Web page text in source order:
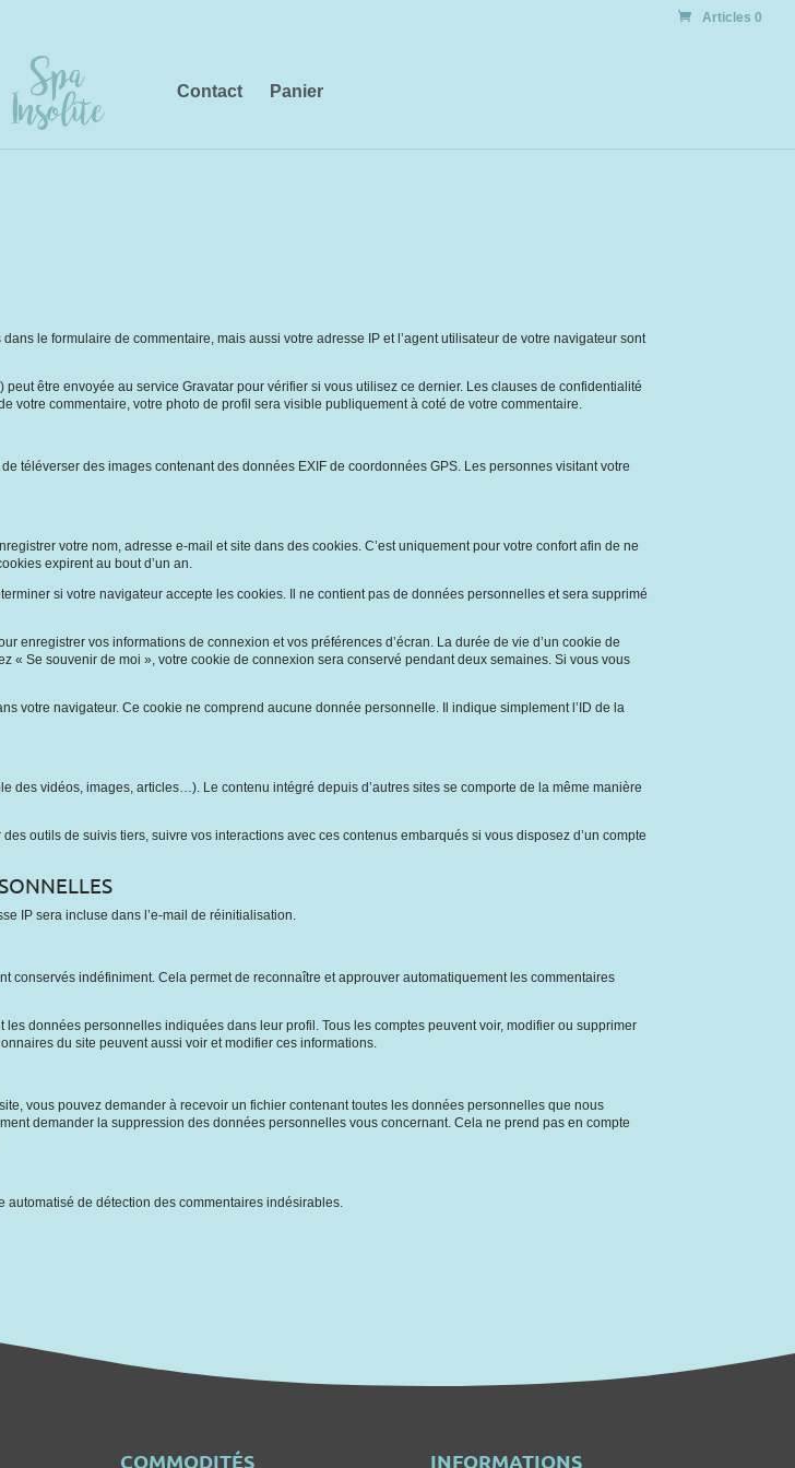
Articles 0
Contact Panier
le formulaire de commentaire, mais aussi votre adresse IP et l’agent utilisateur de votre navigateur sont
être envoyée au service Gravatar pour vérifier si vous utilisez ce dernier. Les clauses de confidentialité
votre commentaire, votre photo de profil sera visible publiquement à coté de votre commentaire.
téléverser des images contenant des données EXIF de coordonnées GPS. Les personnes visitant votre
votre nom, adresse e-mail et site dans des cookies. C’est uniquement pour votre confort afin de ne
expirent au bout d’un an.
si votre navigateur accepte les cookies. Il ne contient pas de données personnelles et sera supprimé
enregistrer vos informations de connexion et vos préférences d’écran. La durée de vie d’un cookie de
« Se souvenir de moi », votre cookie de connexion sera conservé pendant deux semaines. Si vous vous
votre navigateur. Ce cookie ne comprend aucune donnée personnelle. Il indique simplement l’ID de la
des vidéos, images, articles…). Le contenu intégré depuis d’autres sites se comporte de la même manière
outils de suivis tiers, suivre vos interactions avec ces contenus embarqués si vous disposez d’un compte
IP sera incluse dans l’e-mail de réinitialisation.
conservés indéfiniment. Cela permet de reconnaître et approuver automatiquement les commentaires
données personnelles indiquées dans leur profil. Tous les comptes peuvent voir, modifier ou supprimer
du site peuvent aussi voir et modifier ces informations.
vous pouvez demander à recevoir un fichier contenant toutes les données personnelles que nous
demander la suppression des données personnelles vous concernant. Cela ne prend pas en compte
automatisé de détection des commentaires indésirables.
COMMODITÉS INFORMATIONS